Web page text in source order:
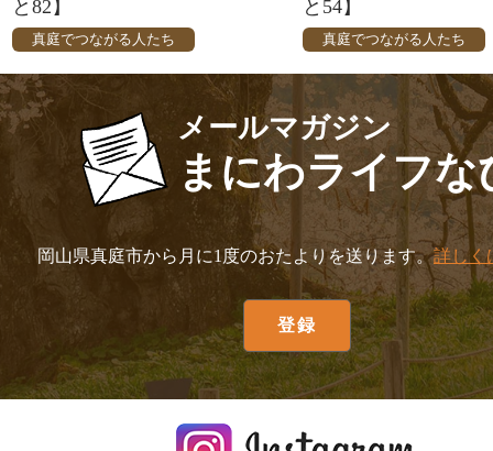
と82】
真庭でつながる人たち
と54】
真庭でつながる人たち
メールマガジン
まにわライフな
岡山県真庭市から月に1度のおたよりを送ります。詳しく